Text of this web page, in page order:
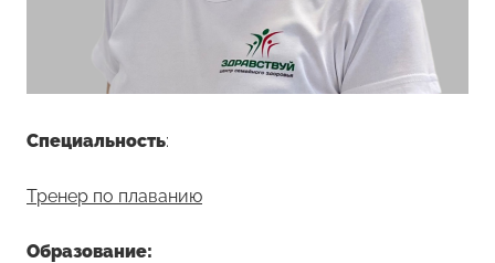
Специальность:
Тренер по плаванию
Образование: